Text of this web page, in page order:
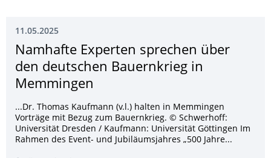
11.05.2025
Namhafte Experten sprechen über
den deutschen Bauernkrieg in
Memmingen
...Dr. Thomas Kaufmann (v.l.) halten in Memmingen
Vorträge mit Bezug zum Bauernkrieg. © Schwerhoff:
Universität Dresden / Kaufmann: Universität Göttingen Im
Rahmen des Event- und Jubiläumsjahres „500 Jahre...